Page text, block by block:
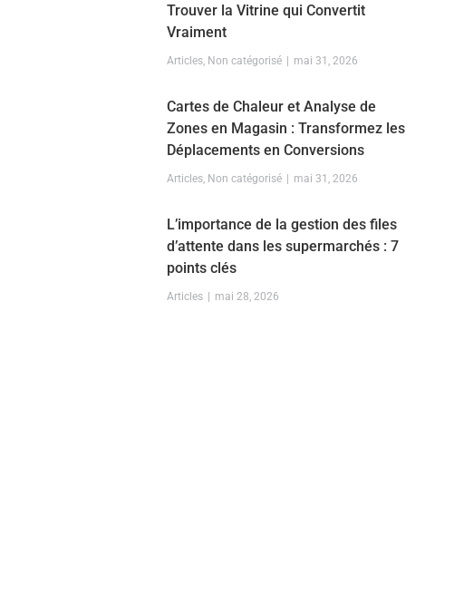
Trouver la Vitrine qui Convertit
Vraiment
Articles, Non catégorisé mai 31, 2026
Cartes de Chaleur et Analyse de
Zones en Magasin : Transformez les
Déplacements en Conversions
Articles, Non catégorisé mai 31, 2026
L’importance de la gestion des files
d’attente dans les supermarchés : 7
points clés
Articles mai 28, 2026